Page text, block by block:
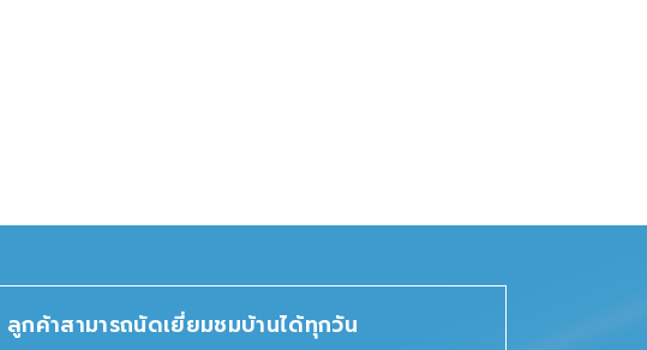
ลูกค้าสามารถนัดเยี่ยมชมบ้านได้ทุกวัน